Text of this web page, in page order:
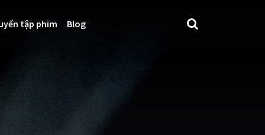
tập phim Blog